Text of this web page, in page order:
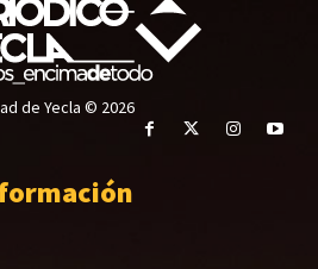
de Yecla © 2026